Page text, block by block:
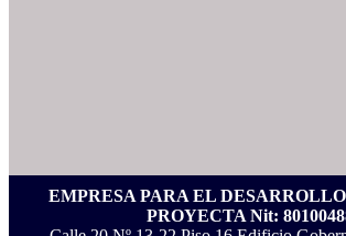
EMPRESA PARA EL
PROYECTA Nit: